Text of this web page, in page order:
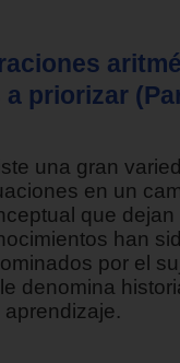
priorizar
una gran
en un
que dejan
han
por el
denomina
aprendizaje.